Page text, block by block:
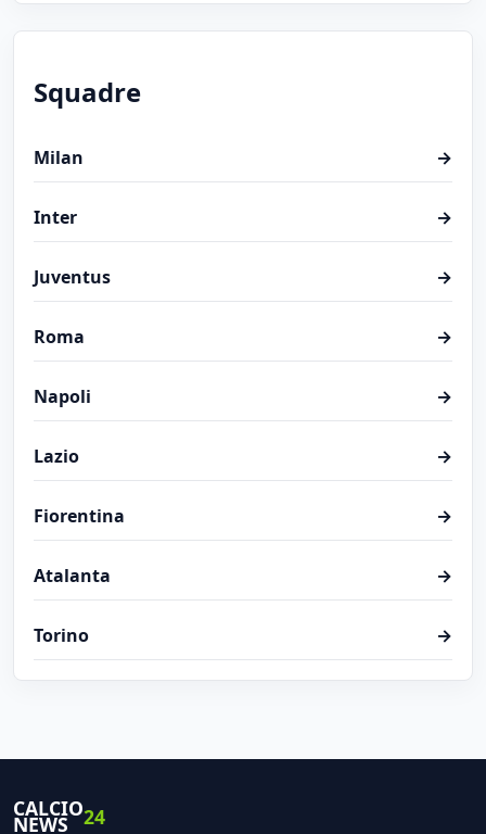
Squadre
Milan →
Inter →
Juventus →
Roma →
Napoli →
Lazio →
Fiorentina →
Atalanta →
Torino →
CALCIO
NEWS 24